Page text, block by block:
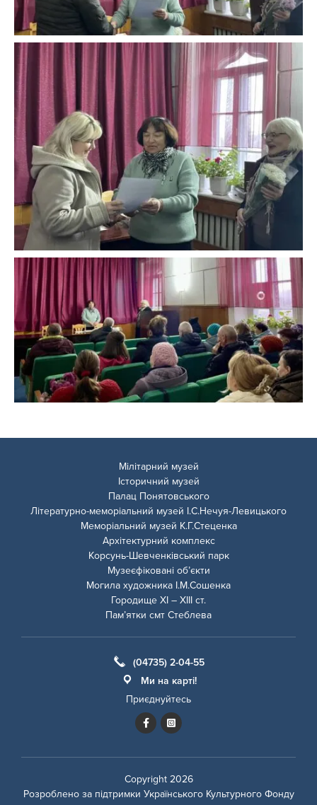
Мілітарний музей
Історичний музей
Палац Понятовського
Літературно-меморіальний музей І.С.Нечуя-Левицького
Меморіальний музей К.Г.Стеценка
Архітектурний комплекс
Корсунь-Шевченківський парк
Музеєфіковані об’єкти
Могила художника І.М.Сошенка
Городище ХІ – ХІІІ ст.
Пам’ятки смт Стеблева
(04735) 2-04-55
Ми на карті!
Приєднуйтесь
Copyright 2026
Розроблено за підтримки Українського Культурного Фонду